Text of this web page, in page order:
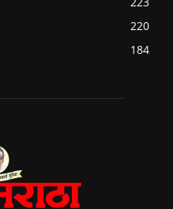
220
184